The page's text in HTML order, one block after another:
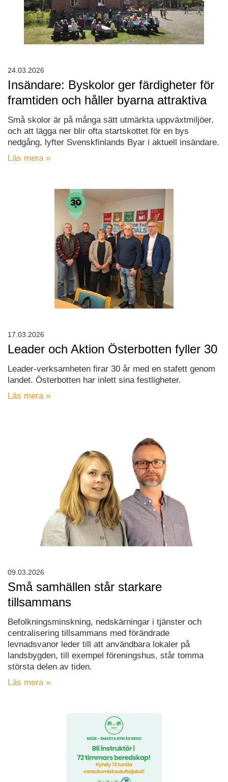
Insändare: Byskolor ger färdigheter för
framtiden och håller byarna attraktiva
Små skolor är på många sätt utmärkta uppväxtmiljöer,
och att lägga ner blir ofta startskottet för en bys
nedgång, lyfter Svenskfinlands Byar i aktuell insändare.
Läs mera »
24.03.2026
Leader och Aktion Österbotten fyller 30
Leader-verksamheten firar 30 år med en stafett genom
landet. Österbotten har inlett sina festligheter.
Läs mera »
17.03.2026
Små samhällen står starkare
tillsammans
Befolkningsminskning, nedskärningar i tjänster och
centralisering tillsammans med förändrade
levnadsvanor leder till att användbara lokaler på
landsbygden, till exempel föreningshus, står tomma
största delen av tiden.
Läs mera »
09.03.2026